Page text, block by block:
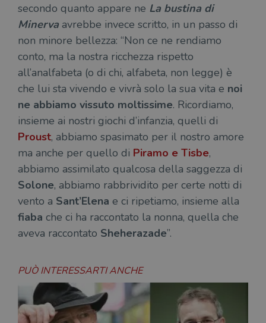
secondo quanto appare ne La bustina di
Minerva avrebbe invece scritto, in un passo di
non minore bellezza: “Non ce ne rendiamo
conto, ma la nostra ricchezza rispetto
all’analfabeta (o di chi, alfabeta, non legge) è
che lui sta vivendo e vivrà solo la sua vita e noi
ne abbiamo vissuto moltissime. Ricordiamo,
insieme ai nostri giochi d’infanzia, quelli di
Proust, abbiamo spasimato per il nostro amore
ma anche per quello di Piramo e Tisbe,
abbiamo assimilato qualcosa della saggezza di
Solone, abbiamo rabbrividito per certe notti di
vento a Sant’Elena e ci ripetiamo, insieme alla
fiaba che ci ha raccontato la nonna, quella che
aveva raccontato Sheherazade”.
PUÒ INTERESSARTI ANCHE